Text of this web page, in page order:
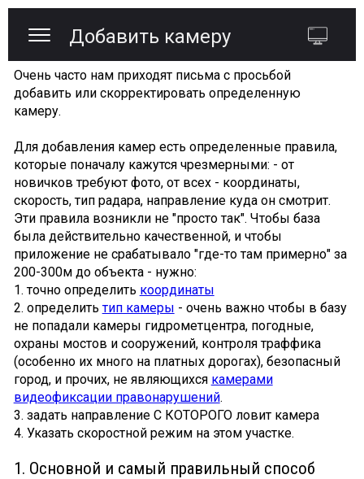
Добавить камеру
Очень часто нам приходят письма с просьбой
добавить или скорректировать определенную
камеру.
Для добавления камер есть определенные правила,
которые поначалу кажутся чрезмерными: - от
новичков требуют фото, от всех - координаты,
скорость, тип радара, направление куда он смотрит.
Эти правила возникли не "просто так". Чтобы база
была действительно качественной, и чтобы
приложение не срабатывало "где-то там примерно" за
200-300м до объекта - нужно:
1. точно определить координаты
2. определитьтип камеры - очень важно чтобы в базу
не попадали камеры гидрометцентра, погодные,
охраны мостов и сооружений, контроля траффика
(особенно их много на платных дорогах), безопасный
город, и прочих, не являющихся камерами
видеофиксации правонарушений.
3. задать направление С КОТОРОГО ловит камера
4. Указать скоростной режим на этом участке.
1. Основной и самый правильный способ